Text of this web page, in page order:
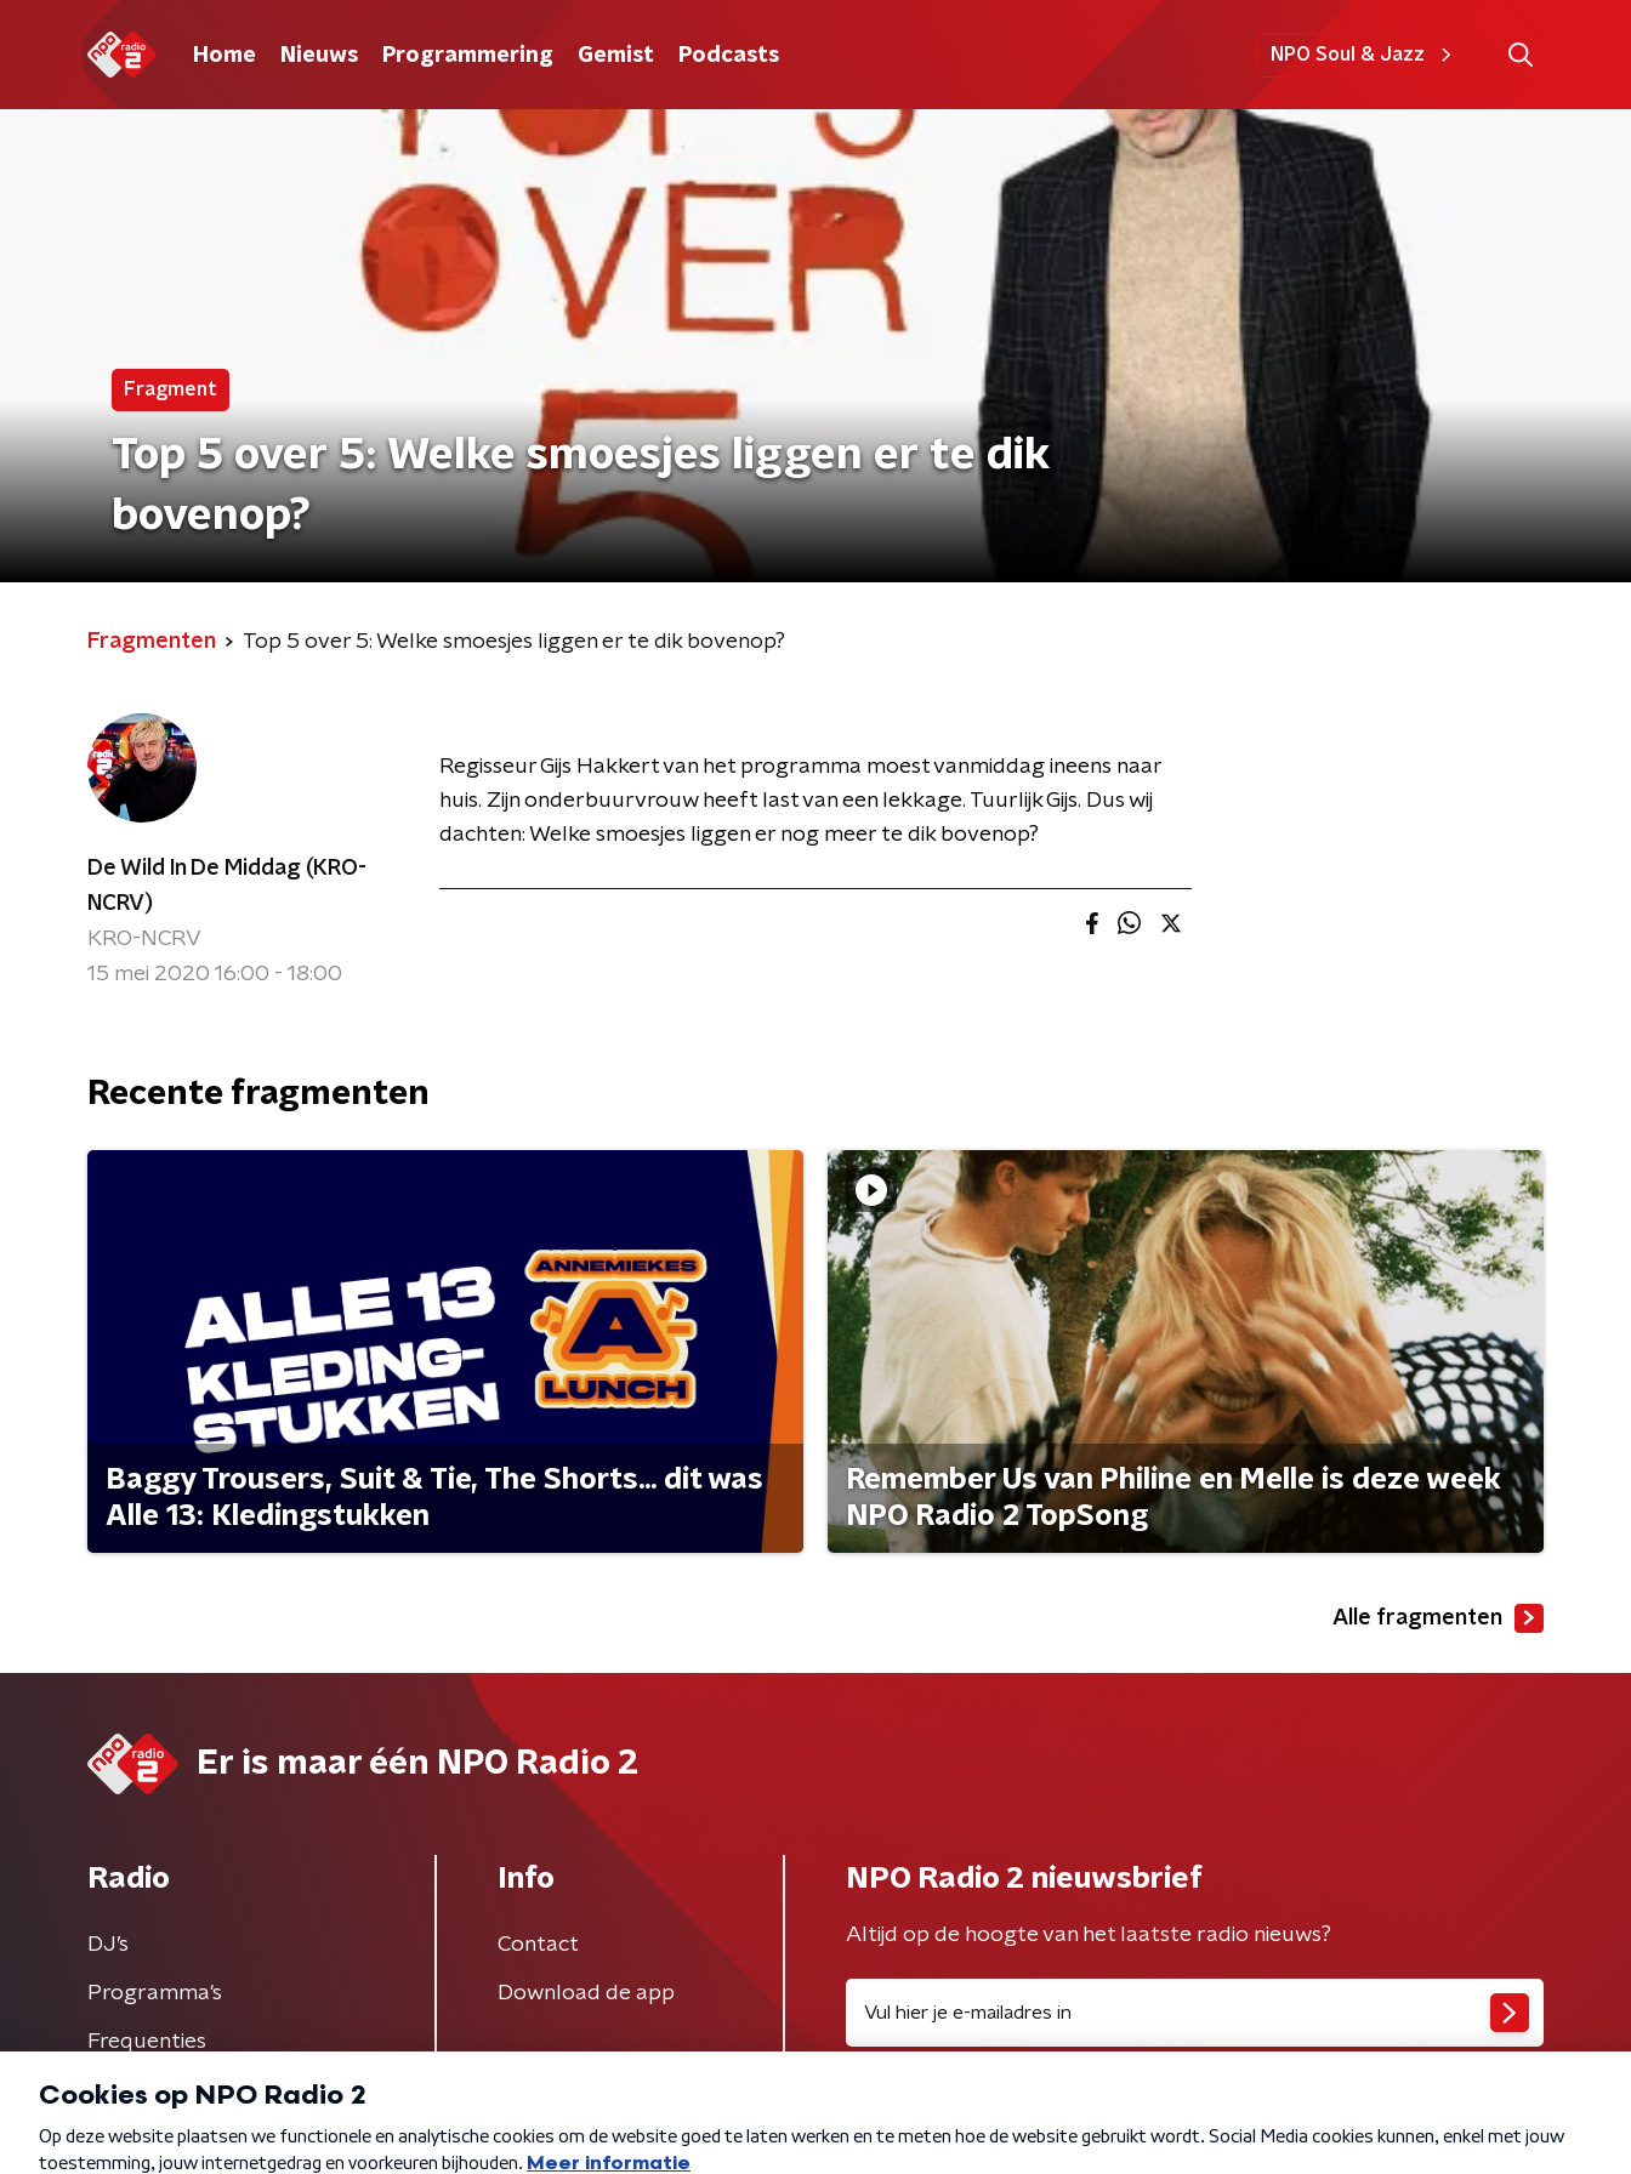
Home Nieuws Programmering Gemist Podcasts NPO Soul & Jazz
Fragment
Top 5 over 5: Welke smoesjes liggen er te dik
bovenop?
Fragmenten Top 5 over 5: Welke smoesjes liggen er te dik bovenop?
De Wild In De Middag (KRO-
NCRV)
KRO-NCRV
15 mei 2020 16:00 - 18:00
Regisseur Gijs Hakkert van het programma moest vanmiddag ineens naar
huis. Zijn onderbuurvrouw heeft last van een lekkage. Tuurlijk Gijs. Dus wij
dachten: Welke smoesjes liggen er nog meer te dik bovenop?
Recente fragmenten
Baggy Trousers, Suit & Tie, The Shorts... dit was
Alle 13: Kledingstukken
Remember Us van Philine en Melle is deze week
NPO Radio 2 TopSong
Alle fragmenten
Er is maar één NPO Radio 2
Radio
DJ’s
Programma's
Frequenties
Info
Contact
Download de app
NPO Radio 2 nieuwsbrief
Altijd op de hoogte van het laatste radio nieuws?